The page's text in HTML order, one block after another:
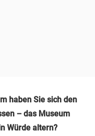
haben Sie sich den
– das Museum
Würde altern?